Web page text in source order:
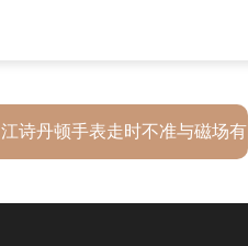
江诗丹顿手表走时不准与磁场有